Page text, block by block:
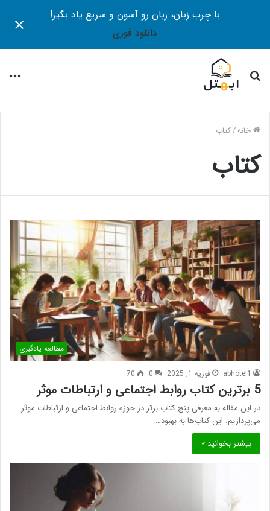
با چرب زبان، زبان رو آسون و سریع یاد بگیر!
دانلود فوری
جستجو
برای
خانه/کتاب
کتاب
مطالعه یادگیری
abhotel1 فوریه 1, 2025 0
70
5 برترین کتاب روابط اجتماعی و ارتباطات موثر
در این مقاله به معرفی پنج کتاب برتر در حوزه روابط اجتماعی و ارتباطات موثر
می‌پردازیم. این کتاب‌ها به بهبود…
بیشتر بخوانید »